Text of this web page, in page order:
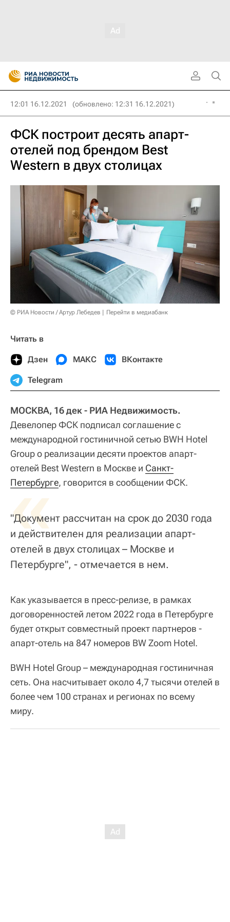
12:01 16.12.2021 (обновлено: 12:31 16.12.2021)
ФСК построит десять апарт-
отелей под брендом Best
Western в двух столицах
© РИА Новости / Артур Лебедев Перейти в медиабанк
Читать в
Дзен МАКС ВКонтакте
Telegram
МОСКВА, 16 дек - РИА Недвижимость.
Девелопер ФСК подписал соглашение с
международной гостиничной сетью BWH Hotel
Group о реализации десяти проектов апарт-
отелей Best Western в Москве и Санкт-
Петербурге, говорится в сообщении ФСК.
«
"Документ рассчитан на срок до 2030 года
и действителен для реализации апарт-
отелей в двух столицах – Москве и
Петербурге", - отмечается в нем.
Как указывается в пресс-релизе, в рамках
договоренностей летом 2022 года в Петербурге
будет открыт совместный проект партнеров -
апарт-отель на 847 номеров BW Zoom Hotel.
BWH Hotel Group – международная гостиничная
сеть. Она насчитывает около 4,7 тысячи отелей в
более чем 100 странах и регионах по всему
миру.